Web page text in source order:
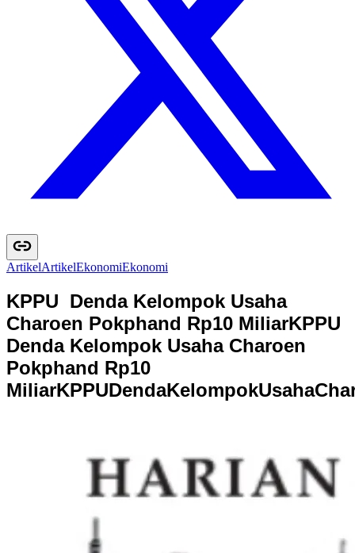
ArtikelArtikelEkonomiEkonomi
KPPU Denda Kelompok Usaha
Charoen Pokphand Rp10 MiliarKPPU
Denda Kelompok Usaha Charoen
Pokphand Rp10
MiliarKPPUDendaKelompokUsahaCha